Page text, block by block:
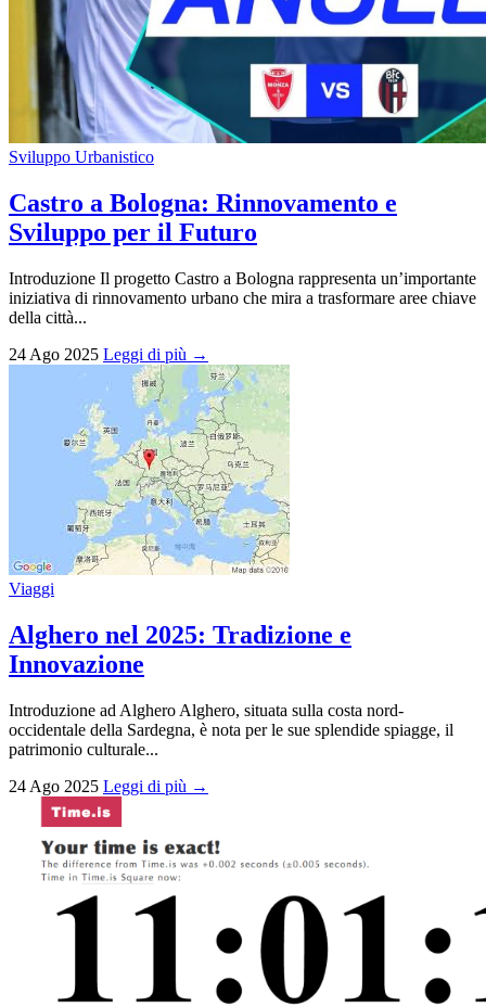
Sviluppo Urbanistico
Castro a Bologna: Rinnovamento e
Sviluppo per il Futuro
Introduzione Il progetto Castro a Bologna rappresenta un’importante
iniziativa di rinnovamento urbano che mira a trasformare aree chiave
della città...
24 Ago 2025 Leggi di più →
Viaggi
Alghero nel 2025: Tradizione e
Innovazione
Introduzione ad Alghero Alghero, situata sulla costa nord-
occidentale della Sardegna, è nota per le sue splendide spiagge, il
patrimonio culturale...
24 Ago 2025 Leggi di più →